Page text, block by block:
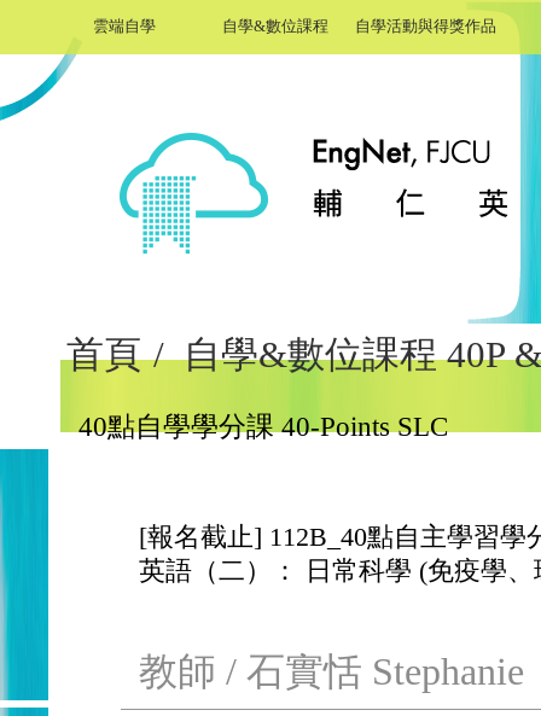
雲端自學 自學&數位課程 自學活動與得獎作品
首頁 / 自學&數位課程 40P
40點自學學分課 40-Points SLC
[報名截止] 112B_40點自主學習學
英語（二）： 日常科學 (免疫學
教師 / 石實恬 Stephanie